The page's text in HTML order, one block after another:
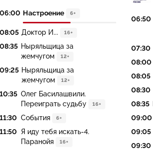
06:00 Настроение 6+
08:05 Доктор И... 16+
08:35 Ныряльщица за
жемчугом
12+
09:25 Ныряльщица за
жемчугом
12+
10:35 Олег Басилашвили.
Переиграть судьбу
16+
11:30 События 6+
11:50 Я иду тебя искать-4.
Паранойя
16+
06:50
07:30
08:00
08:05
08:30
08:35
09:00
09:05
09:30